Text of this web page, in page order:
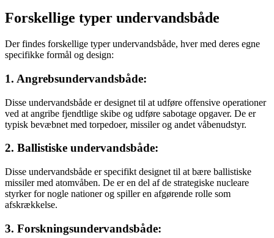
Forskellige typer undervandsbåde
Der findes forskellige typer undervandsbåde, hver med deres egne
specifikke formål og design:
1. Angrebsundervandsbåde:
Disse undervandsbåde er designet til at udføre offensive operationer
ved at angribe fjendtlige skibe og udføre sabotage opgaver. De er
typisk bevæbnet med torpedoer, missiler og andet våbenudstyr.
2. Ballistiske undervandsbåde:
Disse undervandsbåde er specifikt designet til at bære ballistiske
missiler med atomvåben. De er en del af de strategiske nucleare
styrker for nogle nationer og spiller en afgørende rolle som
afskrækkelse.
3. Forskningsundervandsbåde: